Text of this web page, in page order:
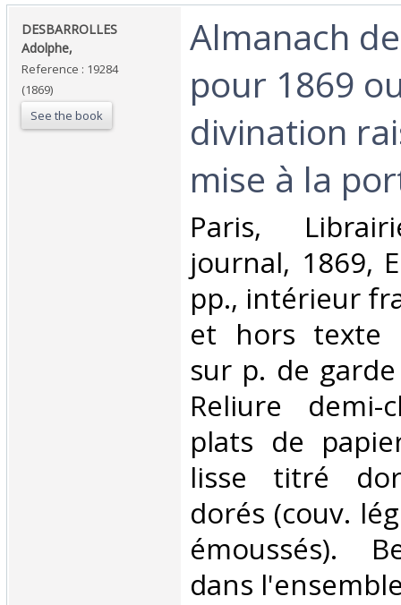
‎DESBARROLLES
Adolphe,‎
Reference : 19284
(1869)
See the book
‎Almanach
pour 1869
divination
mise à la
‎Paris,
journal, 1869,
pp., intérieur
et hors texte
sur p. de
Reliure demi-
plats de
lisse titré
dorés (couv.
émoussés).
dans